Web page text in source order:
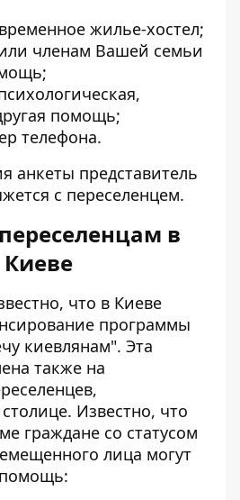
жилье-хостел;
членам Вашей семьи
помощь;
телефона.
анкеты представитель
с переселенцем.
в
Киеве
что в Киеве
программы
киевлянам". Эта
​​также на
,
Известно, что
граждане со статусом
лица могут